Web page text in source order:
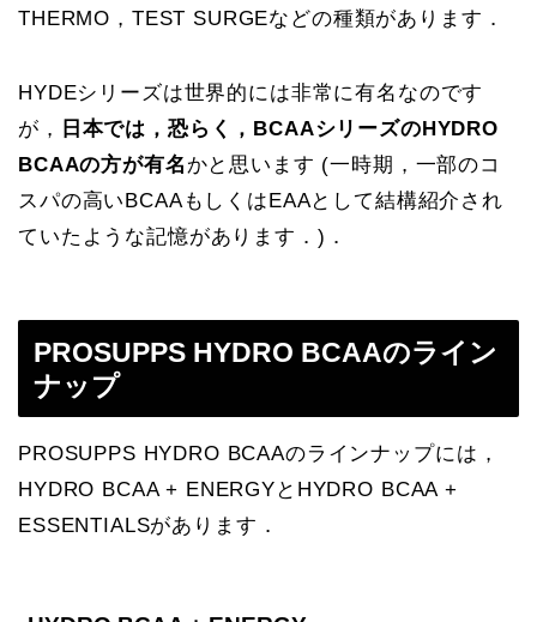
THERMO，TEST SURGEなどの種類があります．
HYDEシリーズは世界的には非常に有名なのです
が，
日本では，恐らく，BCAAシリーズのHYDRO
BCAAの方が有名 かと思います (一時期，一部のコ
スパの高いBCAAもしくはEAAとして結構紹介され
ていたような記憶があります．)．
PROSUPPS HYDRO BCAAのライン
ナップ
PROSUPPS HYDRO BCAAのラインナップには，
HYDRO BCAA + ENERGYとHYDRO BCAA +
ESSENTIALSがあります．